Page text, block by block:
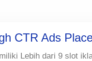
CTR Ads
Lebih dari 9 slot